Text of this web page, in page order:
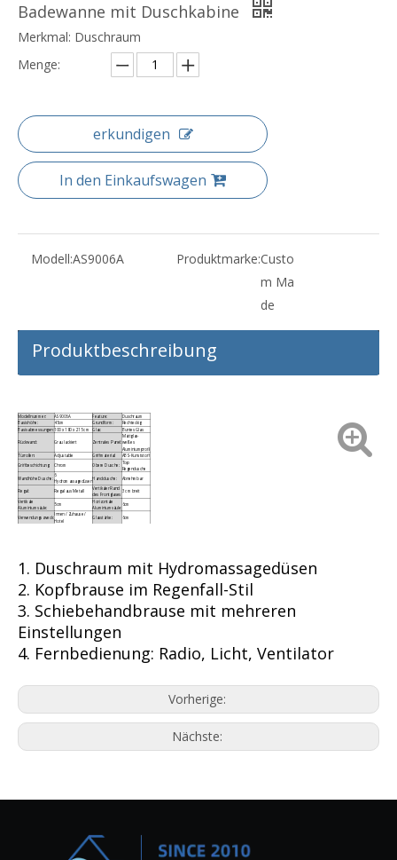
Badewanne mit Duschkabine
Merkmal: Duschraum
Menge:
erkundigen
In den Einkaufswagen
Modell:AS9006A Produktmarke:Custo
m Ma
de
Produktbeschreibung
Modellnummer: AS9006A Feature: Duschraum
Basishöhe: 45cm Grundform:
Rechteckig
Basisabmessungen:100 x 180 x 215 cm Glas: Buntes Glas
Rückwand: Grau lackiert Zentrales Panel:
Mattglas-
weißes
Aluminiumprofil
Türrollen:
Adjustable Griffmaterial:
ABS-Kunststoff
Griffbeschichtung:
Chrom Obere Dusche:
Top
Regendusche
Wandhöhe Dusche:
6
Hydromassagedüsen
Hand dusche: Abnehmbar
Regal: Regal aus Metall
Vertikaler Rand
des Frontglases
3 cm breit
Vertikale
Aluminiumsäule:
5cm
Horizontale
Aluminiumsäule:
6cm
Verwendungszweck:
Innen / Zuhause /
Hotel
Glasstärke: 6cm
1. Duschraum mit Hydromassagedüsen
2. Kopfbrause im Regenfall-Stil
3. Schiebehandbrause mit mehreren
Einstellungen
4. Fernbedienung: Radio, Licht, Ventilator
Vorherige:
Nächste: